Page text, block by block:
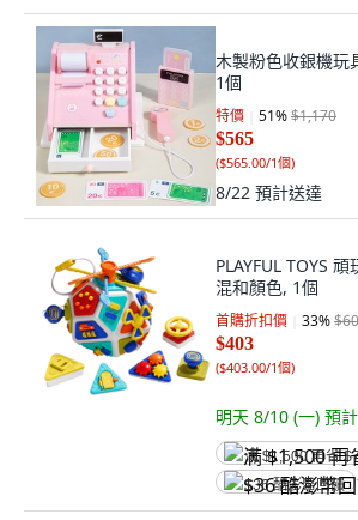
木製粉色收銀機玩
1個
特價 51%$1,170
$565
($565.00/1個)
8/22 預計送達
PLAYFUL TOYS
混和顏色, 1個
首購折扣價 33%
$403
($403.00/1個)
明天 8/10 (一) 預
满 $1,500 再省
$36 酷澎幣回饋